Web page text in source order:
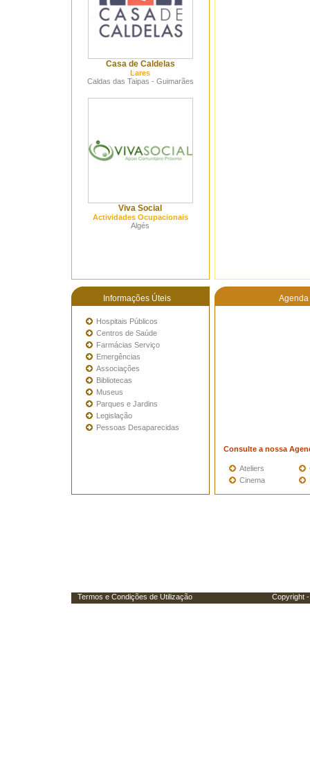
Casa de Caldelas
Lares
Caldas das Taipas - Guimarães
Viva Social
Actividades Ocupacionais
Algés
Informações Úteis Agenda
Hospitais Públicos
Centros de Saúde
Farmácias Serviço
Emergências
Associações
Bibliotecas
Museus
Parques e Jardins
Legislação
Pessoas Desaparecidas
Consulte a nossa
Ateliers
Cinema
Termos e Condições de Utilização Copyright -